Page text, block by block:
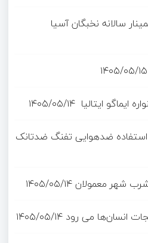
سالانه نخبگان آسیا
۱۴۰۵/۰۵/۱۵
ایماگو ایتالیا ۱۴۰۵/۰۵/۱۴
ضدهوایی تفنگ ضدتانک
شهر معمولان۱۴۰۵/۰۵/۱۴
انسان‌ها می رود ۱۴۰۵/۰۵/۱۴